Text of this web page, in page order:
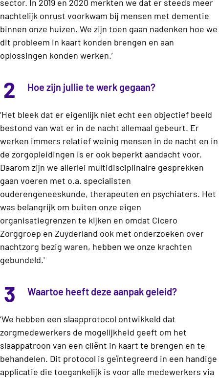
sector. In 2019 en 2020 merkten we dat er steeds meer
nachtelijk onrust voorkwam bij mensen met dementie
binnen onze huizen. We zijn toen gaan nadenken hoe we
dit probleem in kaart konden brengen en aan
oplossingen konden werken.’
2 Hoe zijn jullie te werk gegaan?
‘Het bleek dat er eigenlijk niet echt een objectief beeld
bestond van wat er in de nacht allemaal gebeurt. Er
werken immers relatief weinig mensen in de nacht en in
de zorgopleidingen is er ook beperkt aandacht voor.
Daarom zijn we allerlei multidisciplinaire gesprekken
gaan voeren met o.a. specialisten
ouderengeneeskunde, therapeuten en psychiaters. Het
was belangrijk om buiten onze eigen
organisatiegrenzen te kijken en omdat Cicero
Zorggroep en Zuyderland ook met onderzoeken over
nachtzorg bezig waren, hebben we onze krachten
gebundeld.'
3 Waartoe heeft deze aanpak geleid?
‘We hebben een slaapprotocol ontwikkeld dat
zorgmedewerkers de mogelijkheid geeft om het
slaappatroon van een cliënt in kaart te brengen en te
behandelen. Dit protocol is geïntegreerd in een handige
applicatie die toegankelijk is voor alle medewerkers via